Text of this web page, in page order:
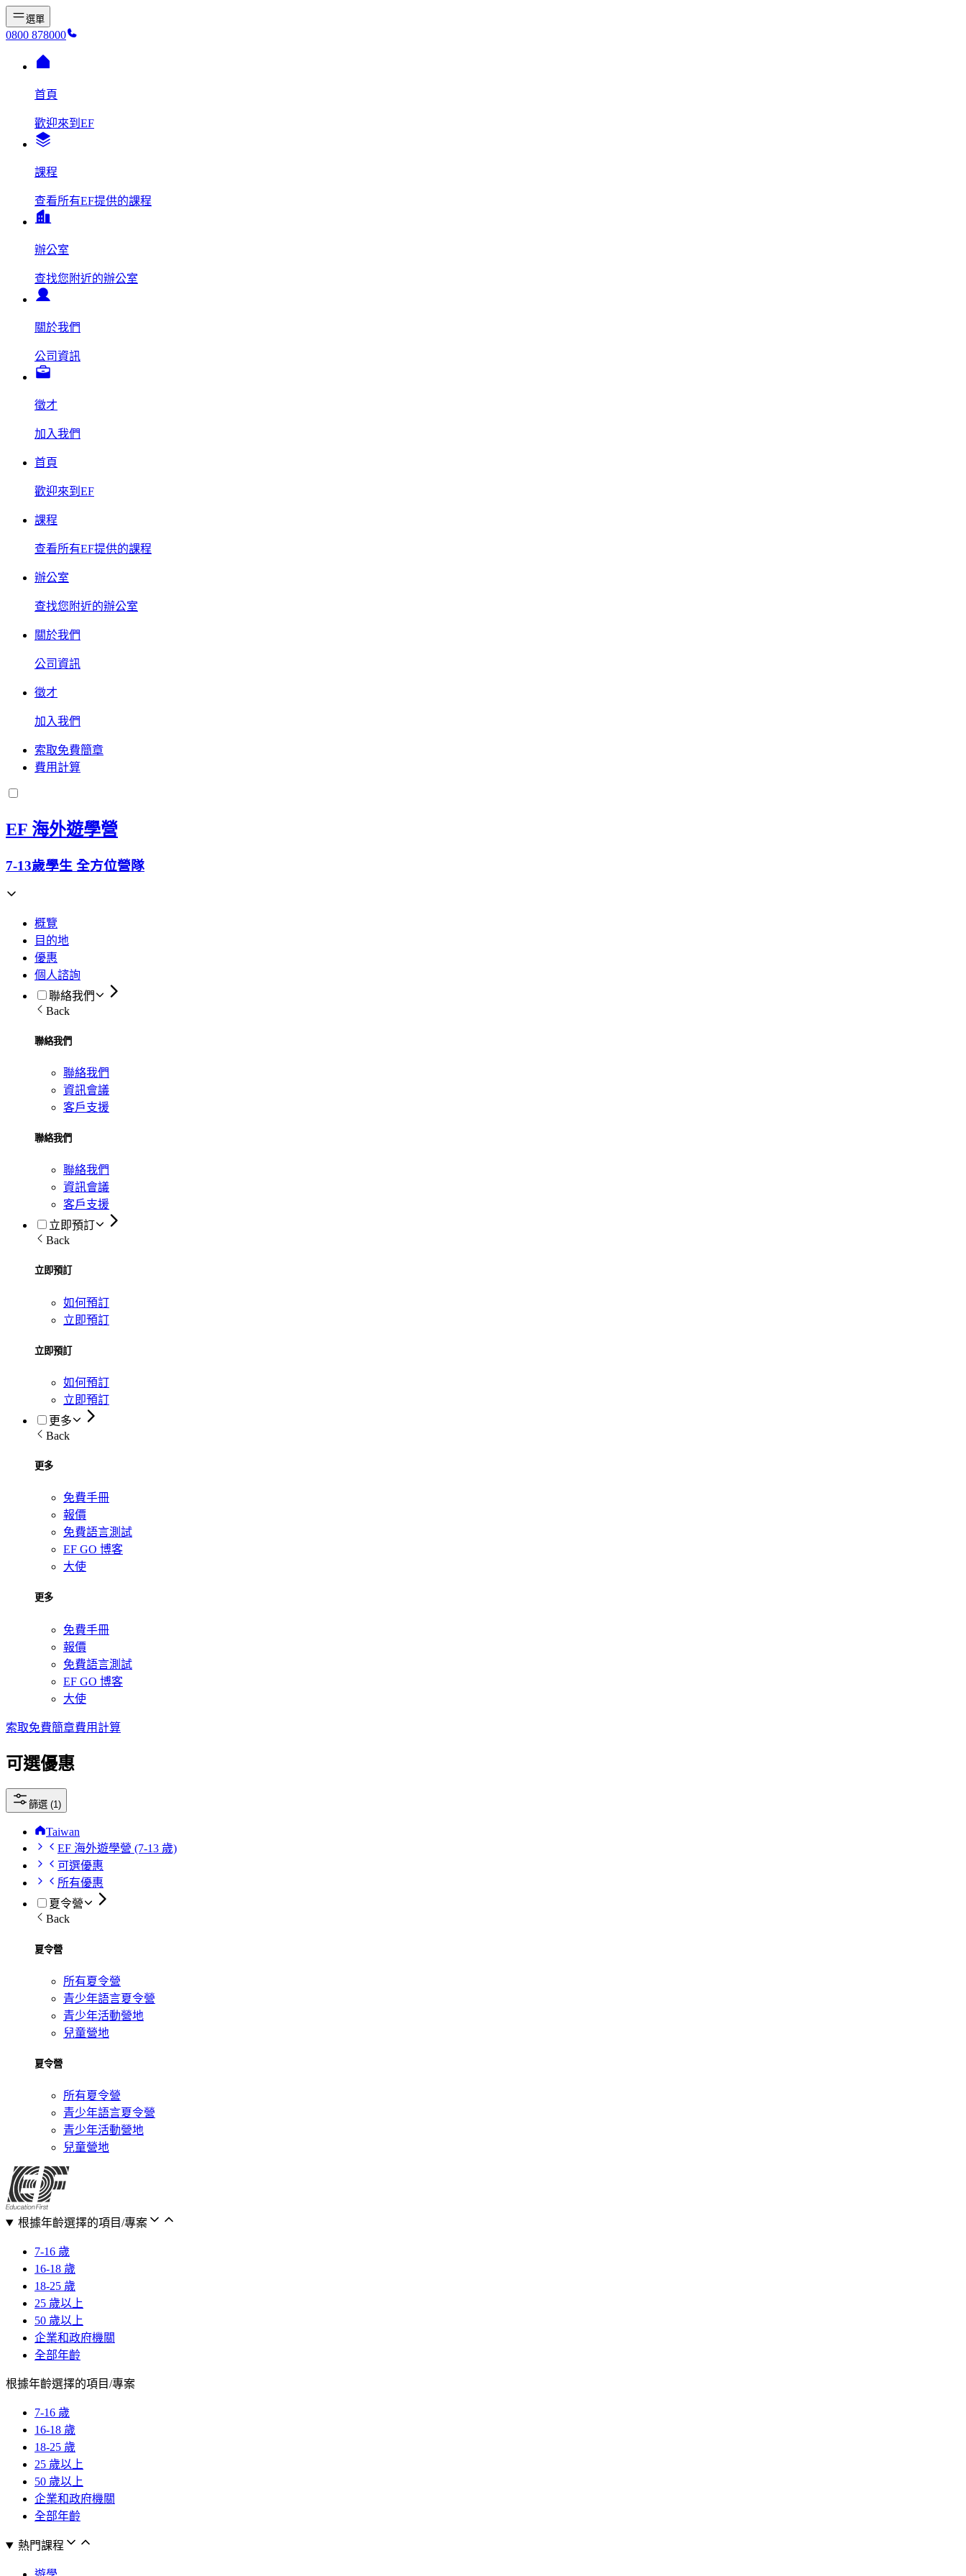
選單
0800 878000
首頁
歡迎來到EF
課程
查看所有EF提供的課程
辦公室
查找您附近的辦公室
關於我們
公司資訊
徵才
加入我們
首頁
歡迎來到EF
課程
查看所有EF提供的課程
辦公室
查找您附近的辦公室
關於我們
公司資訊
徵才
加入我們
索取免費簡章
費用計算
EF 海外遊學營
7-13歲學生 全方位營隊
概覽
目的地
優惠
個人諮詢
聯絡我們
Back
聯絡我們
聯絡我們
資訊會議
客戶支援
聯絡我們
聯絡我們
資訊會議
客戶支援
立即預訂
Back
立即預訂
如何預訂
立即預訂
立即預訂
如何預訂
立即預訂
更多
Back
更多
免費手冊
報價
免費語言測試
EF GO 博客
大使
更多
免費手冊
報價
免費語言測試
EF GO 博客
大使
索取免費簡章費用計算
可選優惠
篩選 (1)
Taiwan
EF 海外遊學營 (7-13 歲)
可選優惠
所有優惠
夏令營
Back
夏令營
所有夏令營
青少年語言夏令營
青少年活動營地
兒童營地
夏令營
所有夏令營
青少年語言夏令營
青少年活動營地
兒童營地
根據年齡選擇的項目/專案
7-16 歲
16-18 歲
18-25 歲
25 歲以上
50 歲以上
企業和政府機關
全部年齡
根據年齡選擇的項目/專案
7-16 歲
16-18 歲
18-25 歲
25 歲以上
50 歲以上
企業和政府機關
全部年齡
熱門課程